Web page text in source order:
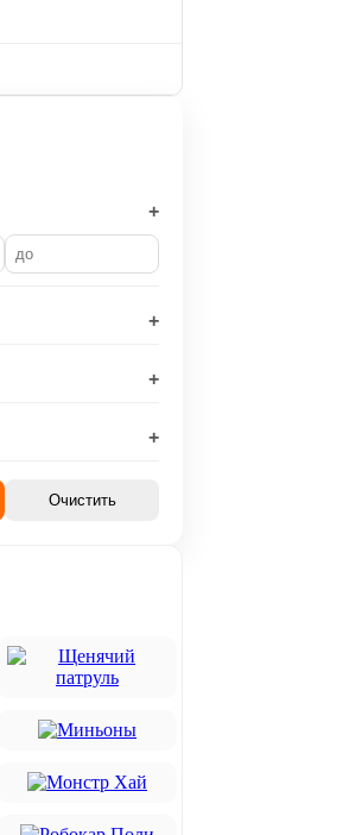
+
+
+
+
Очистить